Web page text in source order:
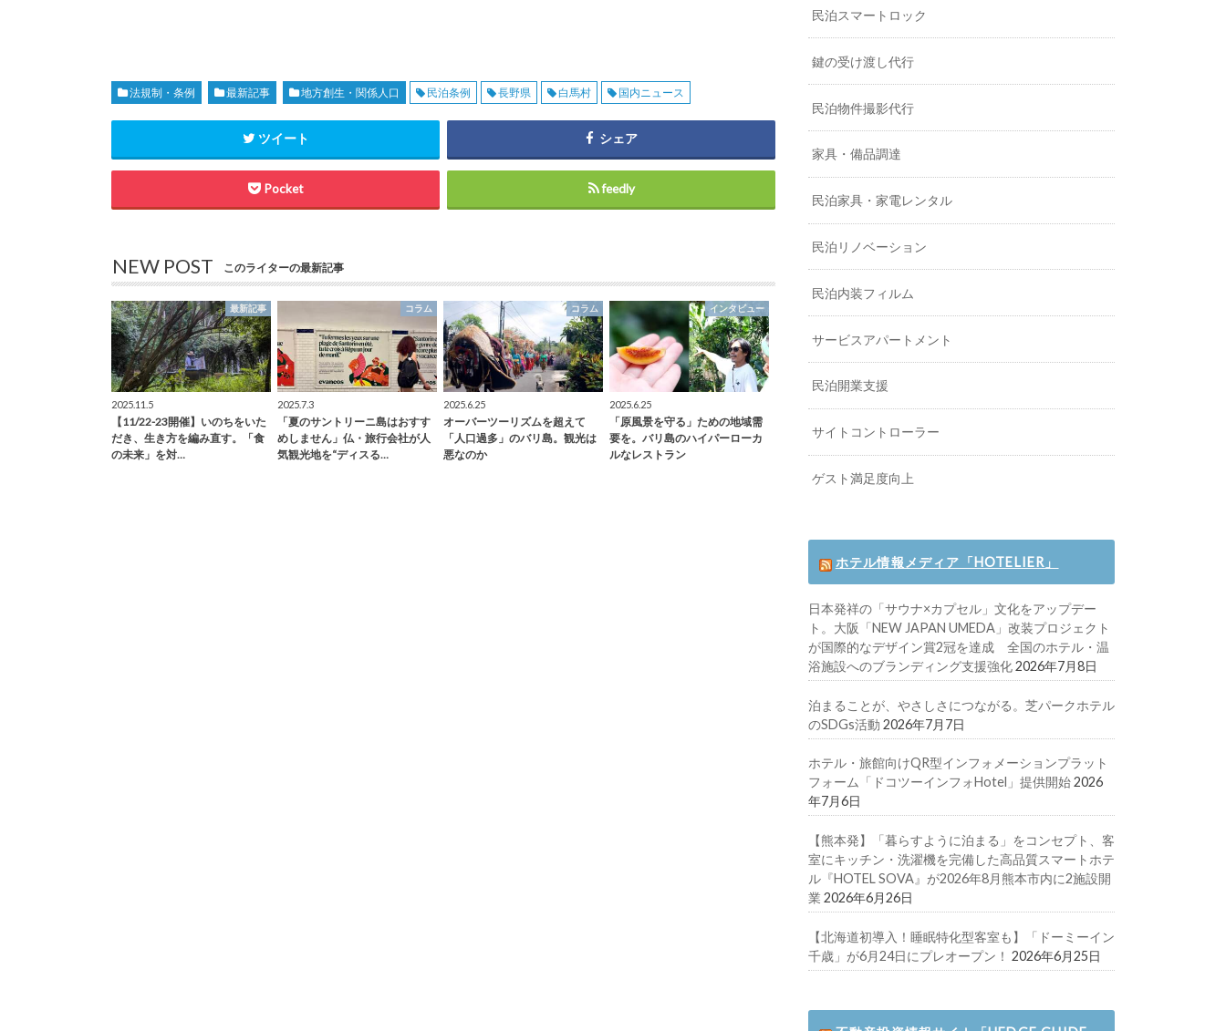
法規制・条例 最新記事 地方創生・関係人口 民泊条例 長野県 白馬村 国内ニュース
ツイート シェア
Pocket feedly
NEW POST このライターの最新記事
最新記事
2025.11.5
【11/22-23開催】いのちをいた
だき、生き方を編み直す。「食
の未来」を対…
コラム
2025.7.3
「夏のサントリーニ島はおすす
めしません」仏・旅行会社が人
気観光地を“ディスる…
コラム
2025.6.25
オーバーツーリズムを超えて
「人口過多」のバリ島。観光は
悪なのか
インタビュー
2025.6.25
「原風景を守る」ための地域需
要を。バリ島のハイパーローカ
ルなレストラン
民泊スマートロック
鍵の受け渡し代行
民泊物件撮影代行
家具・備品調達
民泊家具・家電レンタル
民泊リノベーション
民泊内装フィルム
サービスアパートメント
民泊開業支援
サイトコントローラー
ゲスト満足度向上
ホテル情報メディア「HOTELIER」
日本発祥の「サウナ×カプセル」文化をアップデー
ト。大阪「NEW JAPAN UMEDA」改装プロジェクト
が国際的なデザイン賞2冠を達成 全国のホテル・温
浴施設へのブランディング支援強化2026年7月8日
泊まることが、やさしさにつながる。芝パークホテル
のSDGs活動 2026年7月7日
ホテル・旅館向けQR型インフォメーションプラット
フォーム「ドコツーインフォHotel」提供開始2026
年7月6日
【熊本発】「暮らすように泊まる」をコンセプト、客
室にキッチン・洗濯機を完備した高品質スマートホテ
ル『HOTEL SOVA』が2026年8月熊本市内に2施設開
業 2026年6月26日
【北海道初導入！睡眠特化型客室も】「ドーミーイン
千歳」が6月24日にプレオープン！ 2026年6月25日